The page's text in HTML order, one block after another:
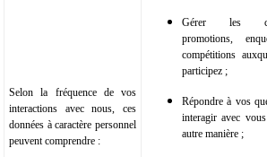
Selon la fréquence de vos
interactions avec nous, ces
données à caractère personnel
peuvent comprendre :
Gérer les
promotions,
compétitions
participez ;
Répondre à vos
interagir avec
autre manière ;